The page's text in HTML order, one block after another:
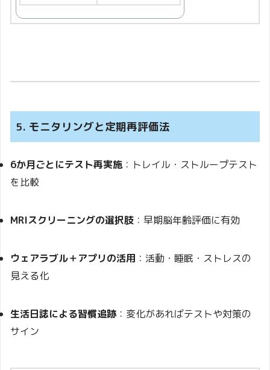
5. モニタリングと定期再評価法
6か月ごとにテスト再実施：トレイル・ストループテスト
を比較
MRIスクリーニングの選択肢 ：早期脳年齢評価に有効
ウェアラブル＋アプリの活用 ：活動・睡眠・ストレスの
見える化
生活日誌による習慣追跡 ：変化があればテストや対策の
サイン